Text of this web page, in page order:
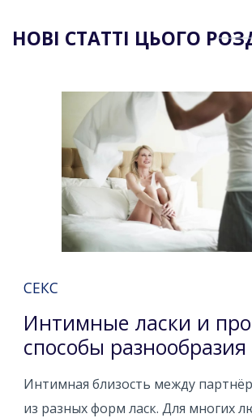
НОВІ СТАТТІ ЦЬОГО
СЕКС
Интимные ласки и
способы разнообразия
Интимная близость между
из разных форм ласк. Для многих